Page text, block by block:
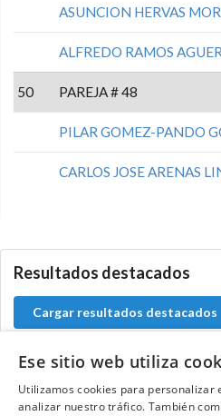
ASUNCION HERVAS
ALFREDO RAMOS
50 PAREJA # 48
PILAR GOMEZ-PANDO
CARLOS JOSE ARENAS
Resultados destacados
Cargar resultados destacados
Contacta con el
Ese sitio web utiliza
Utilizamos cookies para personalizar
analizar nuestro tráfico. También